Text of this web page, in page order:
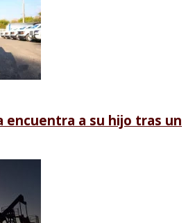
encuentra a su hijo tras un